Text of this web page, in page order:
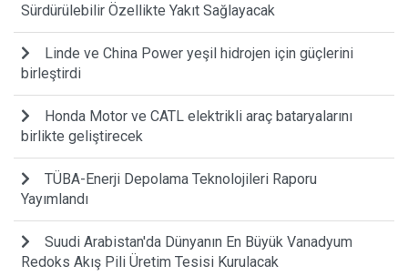
Sürdürülebilir Özellikte Yakıt Sağlayacak
Linde ve China Power yeşil hidrojen için güçlerini
birleştirdi
Honda Motor ve CATL elektrikli araç bataryalarını
birlikte geliştirecek
TÜBA-Enerji Depolama Teknolojileri Raporu
Yayımlandı
Suudi Arabistan'da Dünyanın En Büyük Vanadyum
Redoks Akış Pili Üretim Tesisi Kurulacak